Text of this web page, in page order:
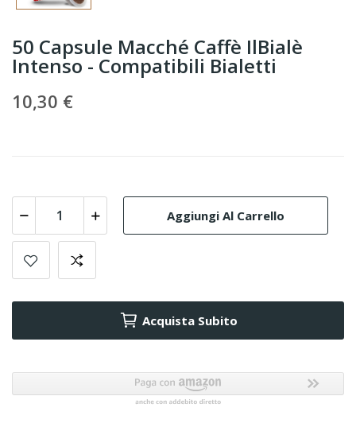
50 Capsule Macché Caffè IlBialè
Intenso - Compatibili Bialetti
10,30 €
Aggiungi Al Carrello
Acquista Subito